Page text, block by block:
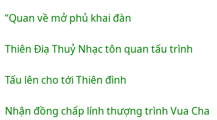
“Quan về mở phủ khai đàn
Thiên Ðiạ Thuỷ Nhạc tôn quan tấu trình
Tấu lên cho tới Thiên đình
Nhận đồng chấp lính thượng trình Vua Cha